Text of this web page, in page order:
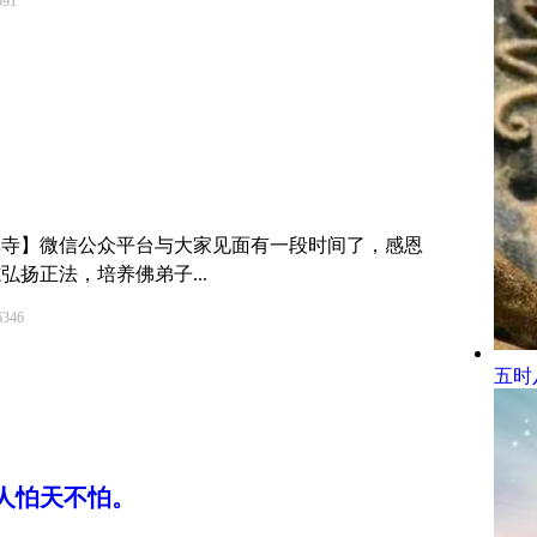
】微信公众平台与大家见面有一段时间了，感恩
扬正法，培养佛弟子...
天不怕。
五时